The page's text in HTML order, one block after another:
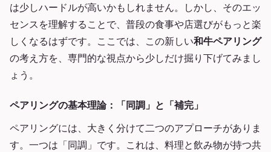
は少しハードルが高いかもしれません。しかし、そのエッ
センスを理解することで、普段の食事や店選びがもっと楽
しくなるはずです。ここでは、この新しい和牛ペアリング
の考え方を、専門的な視点から少しだけ掘り下げてみまし
ょう。
ペアリングの基本理論：「同調」と「補完」
ペアリングには、大きく分けて二つのアプローチがありま
す。一つは「同調」です。これは、料理と飲み物が持つ共